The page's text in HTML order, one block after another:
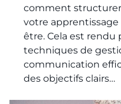
comment
votre
être. Cela est rendu
techniques de
communication
des objectifs clairs…